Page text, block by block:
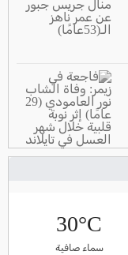
30°C
سماء صافية